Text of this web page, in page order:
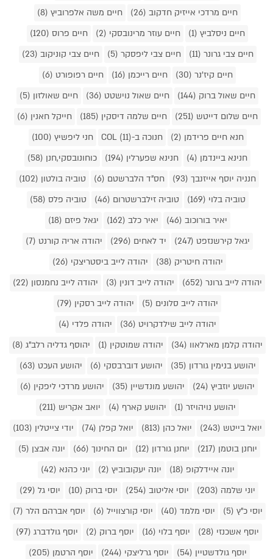
חיים מרדכי אייזיק חדקוב (26)
חיים משה אלפרוביץ (8)
חיים ניסלביץ (1)
חיים עוזר מרינובסקי (2)
חיים פרוס (120)
חיים צבי גרונר (11)
חיים צבי ליפסקר (5)
חיים צבי קוניקוב (23)
חיים קיז'נר (30)
חיים רייכמן (16)
חיים רפופורט (6)
חיים שאול ברוק (144)
חיים שאול נוישטט (36)
חיים שאולזון (5)
חיים שלום דייטש (251)
חיים שלמה דיסקין (185)
חייקל חאנין (6)
חנא חיים פרידמן (2)
חנוכה ב-COL (11)
חני ליפשיץ (100)
חנינא ביינדמן (4)
חנינא שפערלין (194)
כוחונובסקי,חנן (58)
חנניה יוסף אייזנבך (93)
חס"ד הלברשטם (6)
טוביה בולטון (102)
טוביה בלוי (169)
טוביה זילברשטרום (46)
טוביה פלס (58)
יאיר בורוכוב (46)
יאיר כלב (162)
יגאל פיזם (18)
יגאל קירשנזפט (247)
יד לאחים (296)
יהודה אריה קורנט (7)
יהודה חיטריק (38)
יהודה לייב ביסטריצקי (26)
יהודה לייב גרונר (652)
יהודה לייב דונין (3)
יהודה לייב נחמנסון (22)
יהודה לייב סלונים (5)
יהודה לייב רסקין (79)
יהודה לייב שילדקרויט (36)
יהודה פלדי (4)
יהודה קלמן מארלאוו (34)
יהודה שמוטקין (1)
יהוסף גדליה רלב"ג (8)
יהושע בנימין גורדון (35)
יהושע דוברבסקי (6)
יהושע העכט (63)
יהושע יוזביץ (24)
יהושע מונדשיין (35)
יהושע מרדכי ליפקין (6)
יהושע נויהויזר (1)
יהושע קארף (4)
יואב אקריש (211)
יואל בייטש (243)
יואל כהן (813) יואל קפלן (74)
יודי צייטלין (103)
יוחנן בוטמן (217)
יוחנן גורדון (12) יום החינוך (66)
יונה אבצן (5)
יונה איידלקופ (18)
יונה יעקובוביץ (2)
יוני כהנא (42)
יוני שלמה (203)
יוסי אליטוב (254) יוסי ברוק (10)
יוסי גל (29)
יוסי כ"ץ (5)
יוסי מלמד (40) יוסי קורצווייל (6)
יוסף אברהם הלר (7)
יוסף אשכנזי (28)
יוסף בלוי (16) יוסף ברוק (2)
יוסף גולדברג (97)
יוסף גולדשטיין (54)
יוסף גרליצקי (244)
יוסף הרטמן (205)